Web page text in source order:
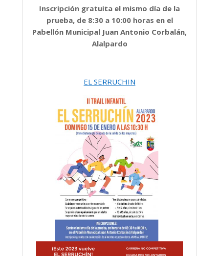
Inscripción gratuita el mismo día de la
prueba, de 8:30 a 10:00 horas en el
Pabellón Municipal Juan Antonio Corbalán,
Alalpardo
EL SERRUCHIN